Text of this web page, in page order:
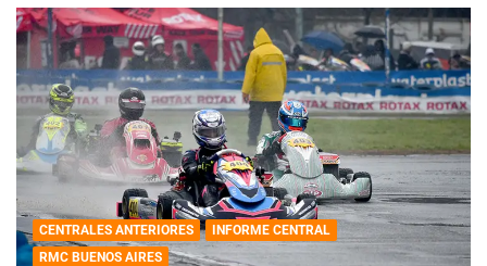
CENTRALES ANTERIORES
INFORME CENTRAL
RMC BUENOS AIRES